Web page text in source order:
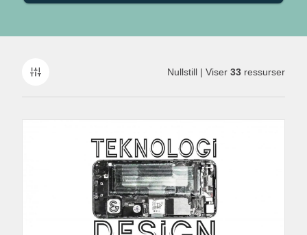
Nullstill | Viser 33 ressurser